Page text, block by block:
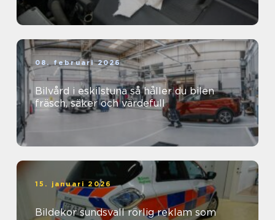
08. februari 2026
Bilvård i eskilstuna så håller du bilen
fräsch, säker och värdefull
15. januari 2026
Bildekor sundsvall rörlig reklam som